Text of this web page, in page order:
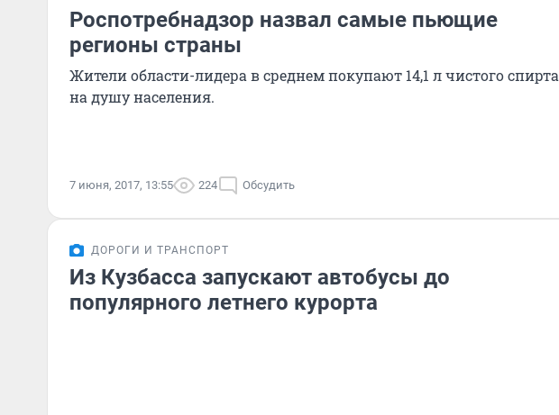
Роспотребнадзор назвал самые пьющие
регионы страны
Жители области-лидера в среднем покупают 14,1 л чистого спирта
на душу населения.
7 июня, 2017, 13:55 224 Обсудить
ДОРОГИ И ТРАНСПОРТ
Из Кузбасса запускают автобусы до
популярного летнего курорта